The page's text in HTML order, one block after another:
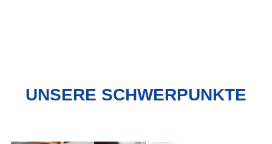
UNSERE SCHWERPUNKTE